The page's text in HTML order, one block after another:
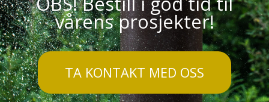
vårens prosjekter!
TA KONTAKT MED OSS